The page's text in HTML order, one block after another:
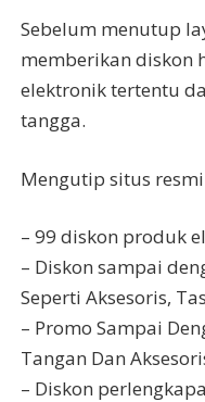
Sebelum menutup
memberikan diskon
elektronik tertentu
tangga.
Mengutip situs resmi
– 99 diskon produk
– Diskon sampai
Seperti Aksesoris,
– Promo Sampai
Tangan Dan
– Diskon